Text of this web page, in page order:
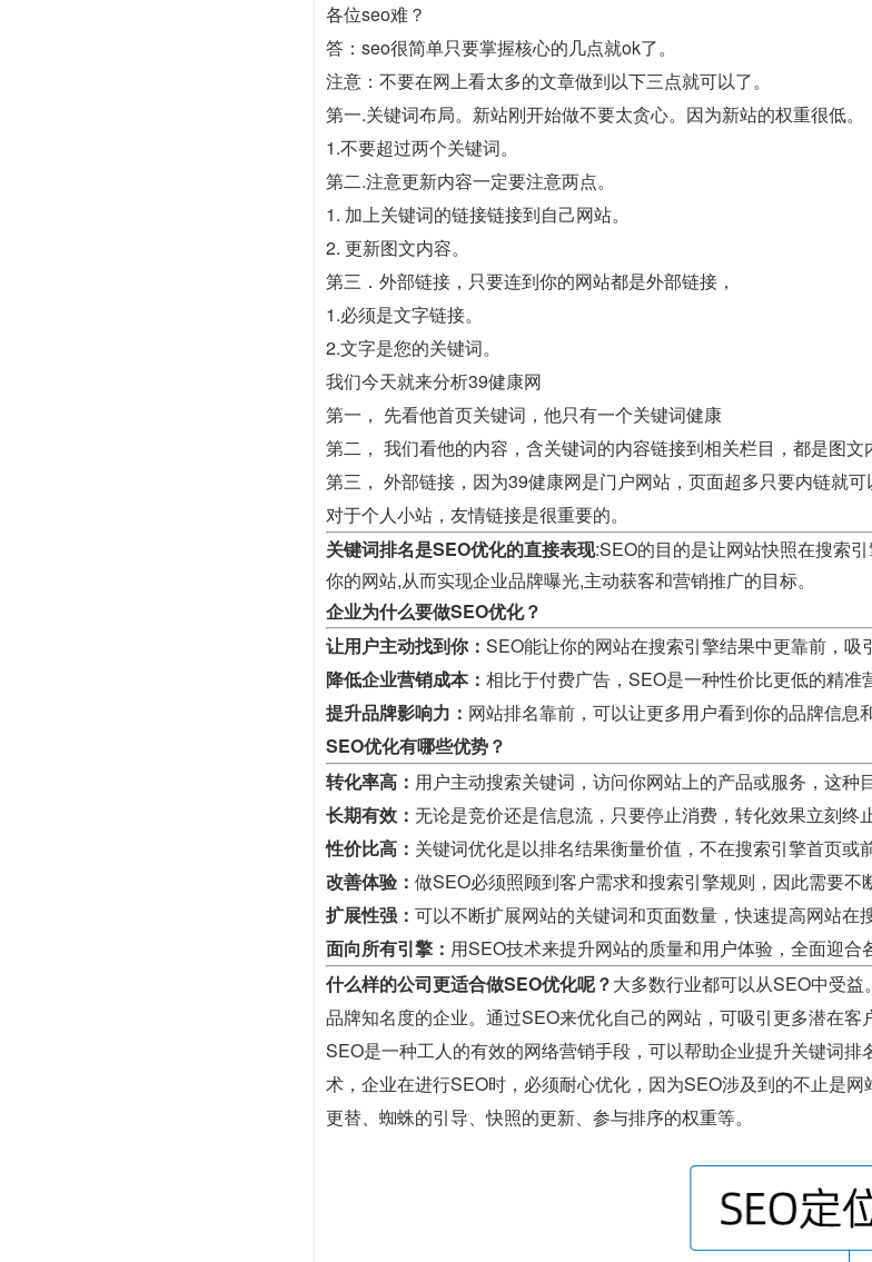
各位seo难？
答：seo很简单只要掌握核心的几点就ok了。
注意：不要在网上看太多的文章做到以下三点就可以了。
第一.关键词布局。新站刚开始做不要太贪心。因为新站的权重很低。
1.不要超过两个关键词。
第二.注意更新内容一定要注意两点。
1. 加上关键词的链接链接到自己网站。
2. 更新图文内容。
第三．外部链接，只要连到你的网站都是外部链接，
1.必须是文字链接。
2.文字是您的关键词。
我们今天就来分析39健康网
第一， 先看他首页关键词，他只有一个关键词健康
第二， 我们看他的内容，含关键词的内容链接到相关栏目，都是图文
第三， 外部链接，因为39健康网是门户网站，页面超多只要内链就可
对于个人小站，友情链接是很重要的。
关键词排名是SEO优化的直接表现:SEO的目的是让网站快照在搜索
你的网站,从而实现企业品牌曝光,主动获客和营销推广的目标。
企业为什么要做SEO优化？
让用户主动找到你： SEO能让你的网站在搜索引擎结果中更靠前，吸
降低企业营销成本： 相比于付费广告，SEO是一种性价比更低的精准
提升品牌影响力： 网站排名靠前，可以让更多用户看到你的品牌信息
SEO优化有哪些优势？
转化率高： 用户主动搜索关键词，访问你网站上的产品或服务，这种
长期有效： 无论是竞价还是信息流，只要停止消费，转化效果立刻终
性价比高： 关键词优化是以排名结果衡量价值，不在搜索引擎首页或
改善体验： 做SEO必须照顾到客户需求和搜索引擎规则，因此需要不
扩展性强： 可以不断扩展网站的关键词和页面数量，快速提高网站在
面向所有引擎： 用SEO技术来提升网站的质量和用户体验，全面迎合
什么样的公司更适合做SEO优化呢？大多数行业都可以从SEO中受
品牌知名度的企业。通过SEO来优化自己的网站，可吸引更多潜在客
SEO是一种工人的有效的网络营销手段，可以帮助企业提升关键词
术，企业在进行SEO时，必须耐心优化，因为SEO涉及到的不止是
更替、蜘蛛的引导、快照的更新、参与排序的权重等。